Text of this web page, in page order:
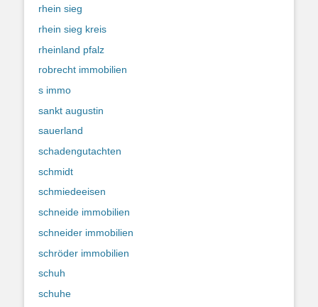
rhein sieg
rhein sieg kreis
rheinland pfalz
robrecht immobilien
s immo
sankt augustin
sauerland
schadengutachten
schmidt
schmiedeeisen
schneide immobilien
schneider immobilien
schröder immobilien
schuh
schuhe